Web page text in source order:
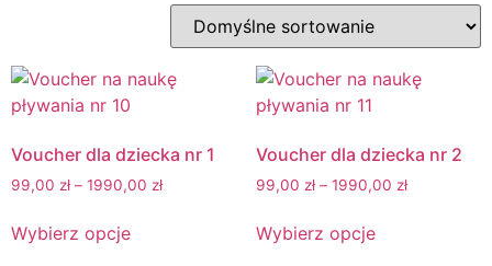
Voucher dla dziecka nr 1
99,00 zł – 1990,00 zł
Wybierz opcje
Voucher dla dziecka nr 2
99,00 zł – 1990,00 zł
Wybierz opcje